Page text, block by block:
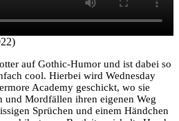
auf Gothic-Humor und ist dabei so
cool. Hierbei wird Wednesday
Academy geschickt, wo sie
und Mordfällen ihren eigenen Weg
Sprüchen und einem Händchen